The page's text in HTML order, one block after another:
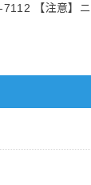
【注意】ニ